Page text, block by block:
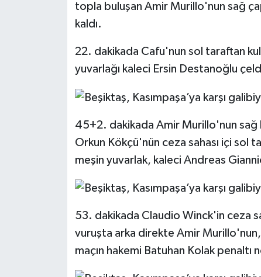
topla buluşan Amir Murillo'nun sağ
kaldı.
22. dakikada Cafu'nun sol taraftan
yuvarlağı kaleci Ersin Destanoğlu
45+2. dakikada Amir Murillo'nun sağ
Orkun Kökçü'nün ceza sahası içi sol
meşin yuvarlak, kaleci Andreas
53. dakikada Claudio Winck'in ceza
vuruşta arka direkte Amir
maçın hakemi Batuhan Kolak penaltı